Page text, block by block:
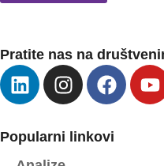
E
S
A
*
Pratite nas na
Popularni linkovi